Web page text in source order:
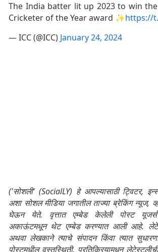
The India batter lit up 2023 to win the
Cricketer of the Year award ✨https://
— ICC (@ICC) January 24, 2024
('सोशली' (SocialLY) हे आपल्यासाठी ट्विटर,
अशा सोशल मीडिया जगातील ताज्या ब्रेकिंग न्यूज,
घेऊन येते. वृत्तात एम्बेड केलेली पोस्ट
अकाऊंटमधून थेट एम्बेड करण्यात आली आहे.
अथवा लेखकाने त्याचे संपादन किंवा त्यात
पोस्टमधील वस्तुस्थिती, प्रतिक्रियामधून